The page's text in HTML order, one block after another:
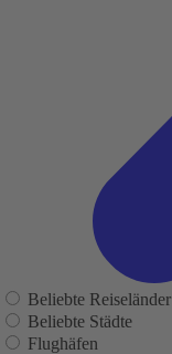
Beliebte Reiseländer
Beliebte Städte
Flughäfen